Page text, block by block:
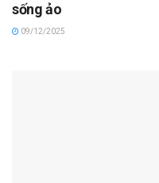
sống ảo
09/12/2025